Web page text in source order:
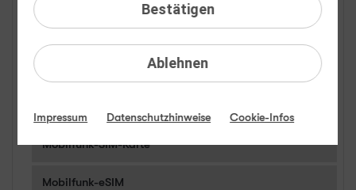
Mobilfunk-Netz
Mobilfunk-SIM-Karte
Mobilfunk-eSIM
Ablehnen
Bestätigen
Impressum Datenschutzhinweise Cookie-Infos